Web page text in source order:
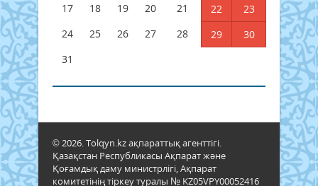
17
18 19 20 21 22
23
24
25 26 27 28 29
30
31
© 2026. Tolqyn.kz ақпараттық агенттігі.
Қазақстан Республикасы Ақпарат және
Қоғамдық даму министрлігі, Ақпарат
комитетінің тіркеу туралы № KZ05VPY00052416